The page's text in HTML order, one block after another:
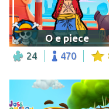
O e piece
24 470